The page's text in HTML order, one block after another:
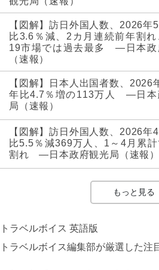
【図解】訪日外国人数、2026年
比3.6％減、2カ月連続前年割れ
19市場では過去最多 ―日本政
（速報）
【図解】日本人出国者数、2026
年比4.7％増の113万人 ―日本
局（速報）
【図解】訪日外国人数、2026年
比5.5％減369万人、1～4月累
割れ ―日本政府観光局（速報）
もっと見る
トラベルボイス 英語版
トラベルボイス編集部が厳選した注